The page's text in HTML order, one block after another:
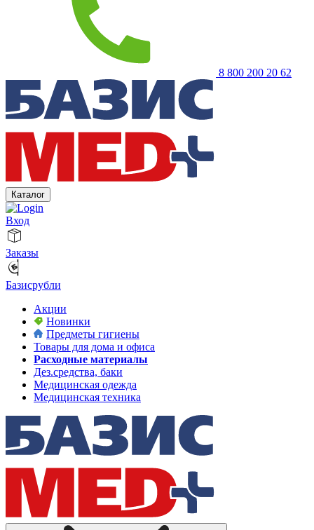
8 800 200 20 62
Каталог
Вход
Заказы
Базисрубли
Акции
Новинки
Предметы гигиены
Товары для дома и офиса
Расходные материалы
Дез.средства, баки
Медицинская одежда
Медицинская техника